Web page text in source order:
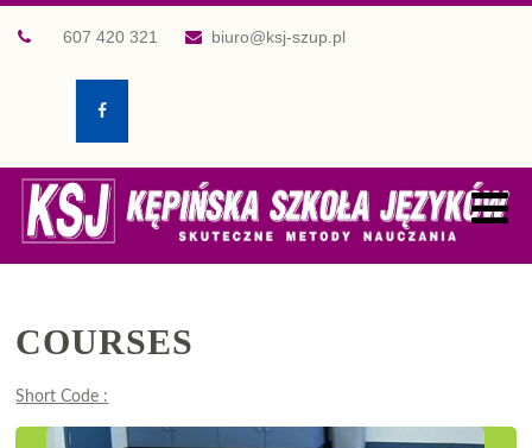
607 420 321 biuro@ksj-szup.pl
COURSES
Short Code :